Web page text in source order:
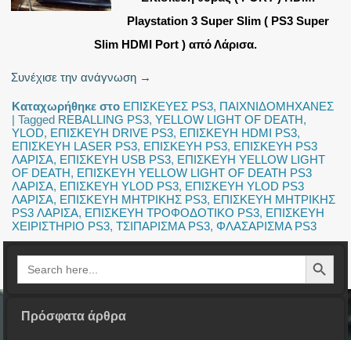
Playstation 3 Super Slim ( PS3 Super
Slim HDMI Port ) από Λάρισα.
Συνέχισε την ανάγνωση →
Καταχωρήθηκε στο ΕΠΙΣΚΕΥΕΣ PS3, ΠΑΙΧΝΙΔΟΜΗΧΑΝΕΣ
|Tagged REBALLING PS3,YELLOW LIGHT OF DEATH,
YLOD, ΕΠΙΣΚΕΥΗ DRIVE PS3, ΕΠΙΣΚΕΥΗ HDMI PS3,
ΕΠΙΣΚΕΥΗ LASER PS3, ΕΠΙΣΚΕΥΗ PS3, ΕΠΙΣΚΕΥΗ PS3
ΛΑΡΙΣΑ, ΕΠΙΣΚΕΥΗ USB PS3, ΕΠΙΣΚΕΥΗ YELLOW LIGHT
OF DEATH, ΕΠΙΣΚΕΥΗ YELLOW LIGHT OF DEATH PS3
ΛΑΡΙΣΑ, ΕΠΙΣΚΕΥΗ YLOD PS3, ΕΠΙΣΚΕΥΗ YLOD PS3
ΛΑΡΙΣΑ, ΕΠΙΣΚΕΥΗ ΜΗΤΡΙΚΗΣ PS3, ΕΠΙΣΚΕΥΗ ΜΗΤΡΙΚΗΣ
PS3 ΛΑΡΙΣΑ, ΕΠΙΣΚΕΥΗ ΤΡΟΦΟΔΟΤΙΚΟ PS3, ΕΠΙΣΚΕΥΗ
ΧΕΙΡΙΣΤΗΡΙΟ PS3,ΤΣΙΠΑΡΙΣΜΑ PS3,ΦΛΑΣΑΡΙΣΜΑ PS3
Search
for:
Search Button
Πρόσφατα άρθρα